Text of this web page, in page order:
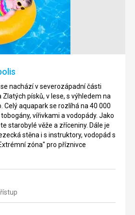
nachází v severozápadní části
písků, v lese, s výhledem na
Celý aquapark se rozlíhá na 40 000
vířivkami a vodopády. Jako
starobylé věže a zříceniny. Dále je
stěna i s instruktory, vodopád s
zóna" pro příznivce